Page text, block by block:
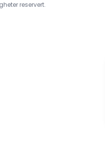
reservert.